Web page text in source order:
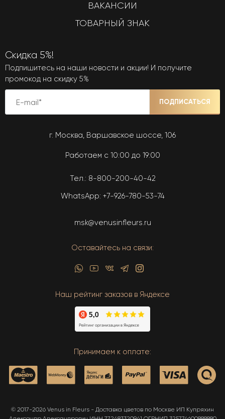
ВАКАНСИИ
ТОВАРНЫЙ ЗНАК
Скидка 5%!
Подпишитесь на наши новости и акции! И получите
промокод на скидку 5%
ПОДПИСАТЬСЯ
г. Москва, Варшавское шоссе, 106
Работаем с 10:00 до 19:00
Тел.: 8-800-200-40-42
WhatsApp: +7-926-780-53-74
msk@venusinfleurs.ru
Оставайтесь на связи:
Наш рейтинг заказов в Яндексе
Принимаем к оплате:
© 2017-2026 Venus in Fleurs - Доставка цветов по Москве ИП Купряхин